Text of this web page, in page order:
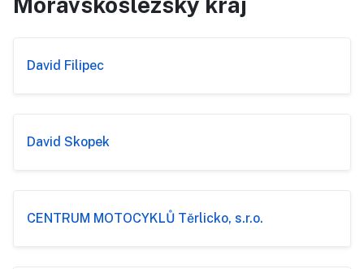
David Filipec
David Skopek
CENTRUM MOTOCYKLŮ Těrlicko, s.r.o.